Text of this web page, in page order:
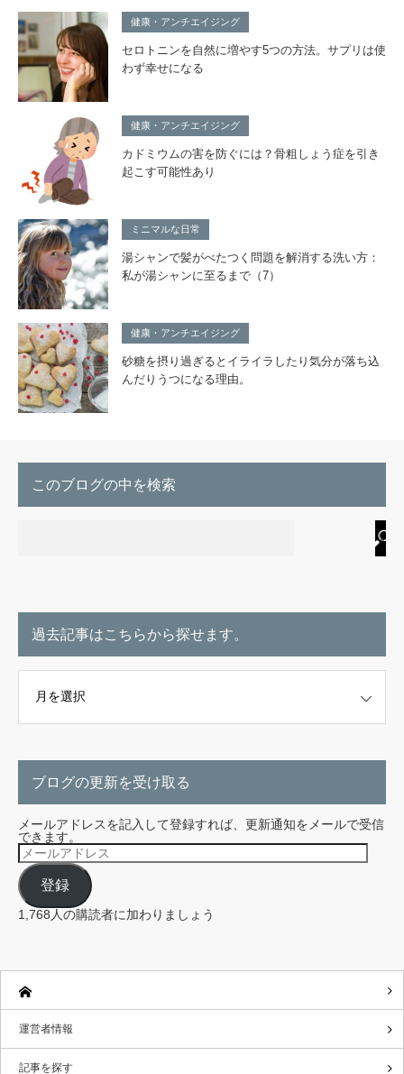
健康・アンチエイジング
セロトニンを自然に増やす5つの方法。サプリは使
わず幸せになる
健康・アンチエイジング
カドミウムの害を防ぐには？骨粗しょう症を引き
起こす可能性あり
ミニマルな日常
湯シャンで髪がべたつく問題を解消する洗い方：
私が湯シャンに至るまで（7）
健康・アンチエイジング
砂糖を摂り過ぎるとイライラしたり気分が落ち込
んだりうつになる理由。
このブログの中を検索
過去記事はこちらから探せます。
ブログの更新を受け取る
メールアドレスを記入して登録すれば、更新通知をメールで受信
できます。
メ
ー
ル
ア
ド
レ
ス
登録
1,768人の購読者に加わりましょう
運営者情報
記事を探す